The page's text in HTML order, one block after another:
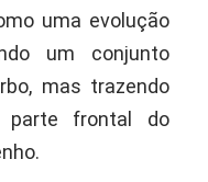
uma evolução
um conjunto
mas trazendo
parte frontal do